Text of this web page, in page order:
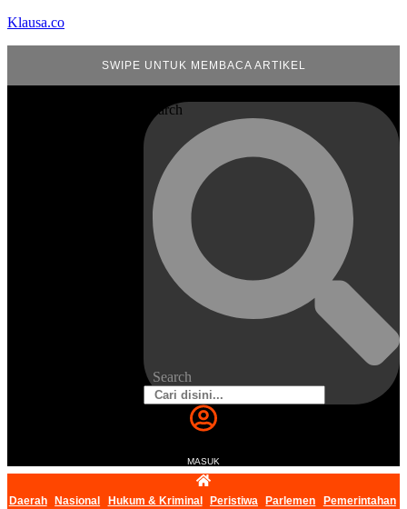
Klausa.co
SWIPE UNTUK MEMBACA ARTIKEL
Search
Search
MASUK
Daerah Nasional Hukum & Kriminal Peristiwa Parlemen
Pemerintahan